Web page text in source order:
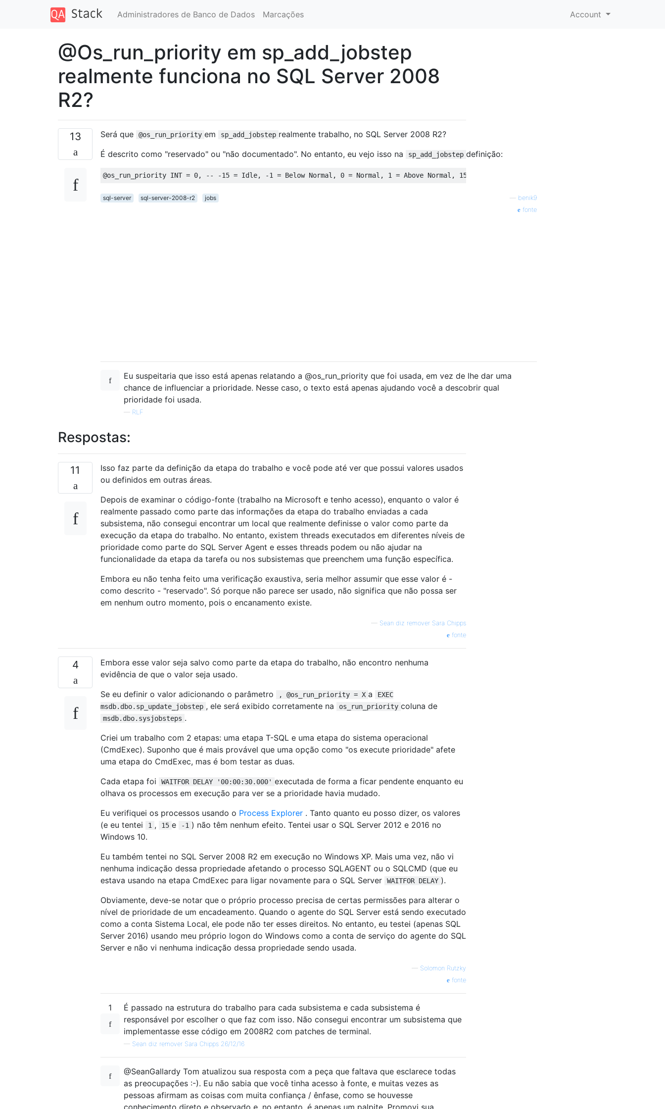
Administradores de Banco de Dados Marcações Account
@Os_run_priority em sp_add_jobstep
realmente funciona no SQL Server 2008
R2?
13 Será que @os_run_priority em sp_add_jobstep realmente trabalho, no SQL Server 2008 R2?
É descrito como "reservado" ou "não documentado". No entanto, eu vejo isso na
sp_add_jobstep definição:
@os_run_priority INT = 0, -- -15 = Idle, -1 = Below Normal, 0 = Normal, 1 = Above Normal, 15 = Time Critical)
sql-server sql-server-2008-r2 jobs
benik9
fonte
Eu suspeitaria que isso está apenas relatando a @os_run_priority que foi usada, em vez de lhe dar uma
chance de influenciar a prioridade. Nesse caso, o texto está apenas ajudando você a descobrir qual
prioridade foi usada.
— RLF
Respostas:
11
Isso faz parte da definição da etapa do trabalho e você pode até ver que possui valores usados ​​
ou definidos em outras áreas.
Depois de examinar o código-fonte (trabalho na Microsoft e tenho acesso), enquanto o valor é
realmente passado como parte das informações da etapa do trabalho enviadas a cada
subsistema, não consegui encontrar um local que realmente definisse o valor como parte da
execução da etapa do trabalho. No entanto, existem threads executados em diferentes níveis de
prioridade como parte do SQL Server Agent e esses threads podem ou não ajudar na
funcionalidade da etapa da tarefa ou nos subsistemas que preenchem uma função específica.
Embora eu não tenha feito uma verificação exaustiva, seria melhor assumir que esse valor é -
como descrito - "reservado". Só porque não parece ser usado, não significa que não possa ser
em nenhum outro momento, pois o encanamento existe.
— Sean diz remover Sara Chipps
fonte
4
Embora esse valor seja salvo como parte da etapa do trabalho, não encontro nenhuma
evidência de que o valor seja usado.
Se eu definir o valor adicionando o parâmetro
, @os_run_priority = X a
EXEC
msdb.dbo.sp_update_jobstep , ele será exibido corretamente na os_run_priority coluna de
msdb.dbo.sysjobsteps .
Criei um trabalho com 2 etapas: uma etapa T-SQL e uma etapa do sistema operacional
(CmdExec). Suponho que é mais provável que uma opção como "os execute prioridade" afete
uma etapa do CmdExec, mas é bom testar as duas.
Cada etapa foi
WAITFOR DELAY '00:00:30.000' executada de forma a ficar pendente enquanto eu
olhava os processos em execução para ver se a prioridade havia mudado.
Eu verifiquei os processos usando o Process Explorer . Tanto quanto eu posso dizer, os valores
(e eu tentei
1 , 15 e -1 ) não têm nenhum efeito. Tentei usar o SQL Server 2012 e 2016 no
Windows 10.
Eu também tentei no SQL Server 2008 R2 em execução no Windows XP. Mais uma vez, não vi
nenhuma indicação dessa propriedade afetando o processo SQLAGENT ou o SQLCMD (que eu
estava usando na etapa CmdExec para ligar novamente para o SQL Server
WAITFOR DELAY ).
Obviamente, deve-se notar que o próprio processo precisa de certas permissões para alterar o
nível de prioridade de um encadeamento. Quando o agente do SQL Server está sendo executado
como a conta Sistema Local, ele pode não ter esses direitos. No entanto, eu testei (apenas SQL
Server 2016) usando meu próprio logon do Windows como a conta de serviço do agente do SQL
Server e não vi nenhuma indicação dessa propriedade sendo usada.
— Solomon Rutzky
fonte
1
É passado na estrutura do trabalho para cada subsistema e cada subsistema é
responsável por escolher o que faz com isso. Não consegui encontrar um subsistema que
implementasse esse código em 2008R2 com patches de terminal.
— Sean diz remover Sara Chipps 26/12/16
@SeanGallardy Tom atualizou sua resposta com a peça que faltava que esclarece todas
as preocupações :-). Eu não sabia que você tinha acesso à fonte, e muitas vezes as
pessoas afirmam as coisas com muita confiança / ênfase, como se houvesse
conhecimento direto e observado e, no entanto, é apenas um palpite. Promovi sua